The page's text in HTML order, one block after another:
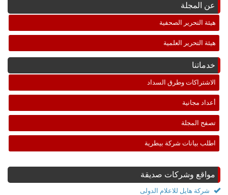
عن المجلة
هيئة التحرير الصحفية
هيئة التحرير العلمية
خدماتنا
الاشتراكات وطرق السداد
أعداد مجانية
تصفح المجلة
اطلب بيانات شركة بيطرية
مواقع وشركات صديقة
شركة هايل للاعلام الدولى